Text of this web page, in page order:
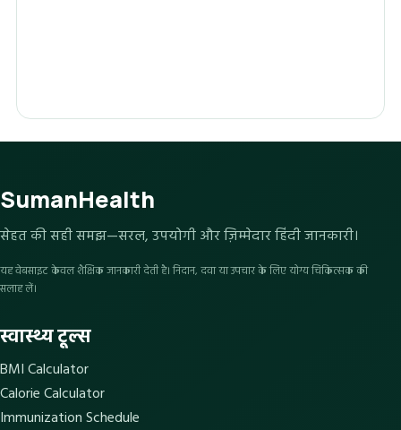
SumanHealth
सेहत की सही समझ—सरल, उपयोगी और ज़िम्मेदार हिंदी जानकारी।
यह वेबसाइट केवल शैक्षिक जानकारी देती है। निदान, दवा या उपचार के लिए योग्य चिकित्सक की
सलाह लें।
स्वास्थ्य टूल्स
BMI Calculator
Calorie Calculator
Immunization Schedule